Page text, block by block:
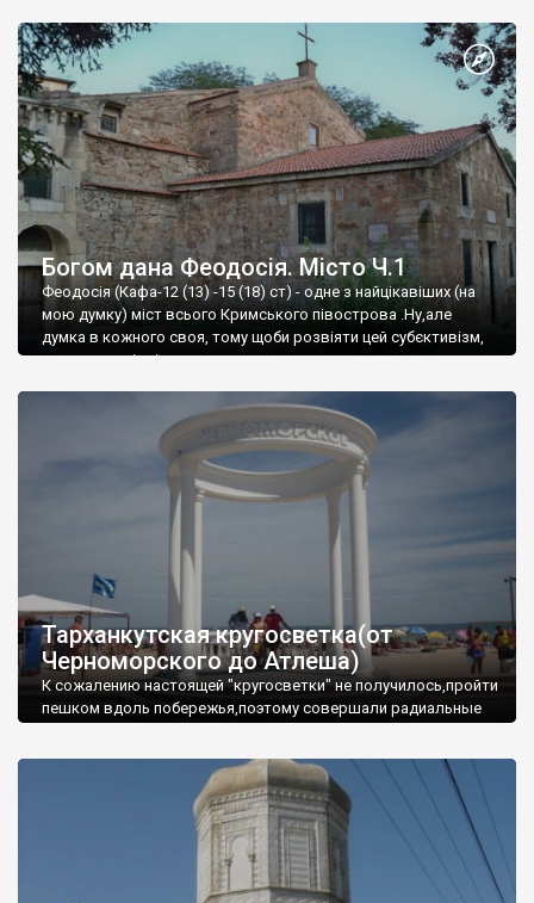
Богом дана Феодосія. Місто Ч.1
Феодосія (Кафа-12 (13) -15 (18) ст) - одне з найцікавіших (на
мою думку) міст всього Кримського півострова .Ну,але
думка в кожного своя, тому щоби розвіяти цей субєктивізм,
запрошую відвідати це
Тарханкутская кругосветка(от
Черноморского до Атлеша)
К сожалению настоящей "кругосветки" не получилось,пройти
пешком вдоль побережья,поэтому совершали радиальные